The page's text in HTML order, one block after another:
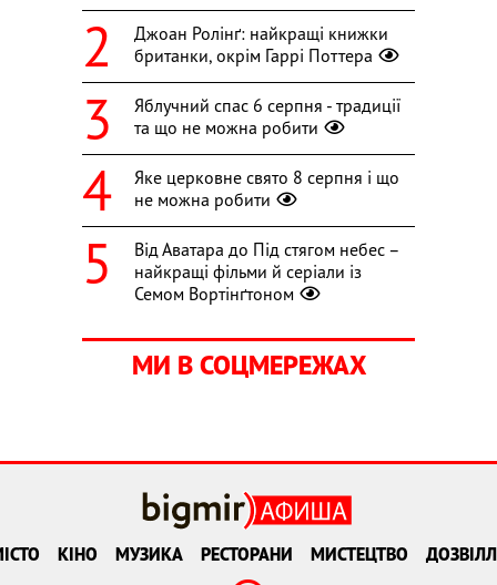
Джоан Ролінґ: найкращі книжки
британки, окрім Гаррі Поттера
Яблучний спас 6 серпня - традиції
та що не можна робити
Яке церковне свято 8 серпня і що
не можна робити
Від Аватара до Під стягом небес –
найкращі фільми й серіали із
Семом Вортінґтоном
МИ В СОЦМЕРЕЖАХ
КІНО МУЗИКА РЕСТОРАНИ МИСТЕЦТВО